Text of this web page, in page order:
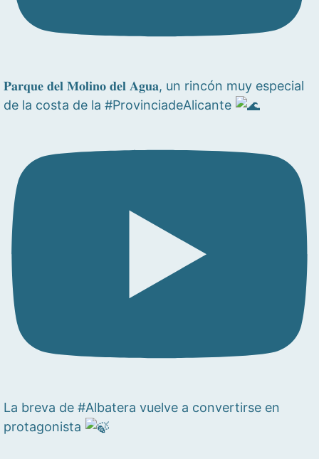
𝐏𝐚𝐫𝐪𝐮𝐞 𝐝𝐞𝐥 𝐌𝐨𝐥𝐢𝐧𝐨 𝐝𝐞𝐥 𝐀𝐠𝐮𝐚, un rincón muy especial
de la costa de la #ProvinciadeAlicante
La breva de #Albatera vuelve a convertirse en
protagonista